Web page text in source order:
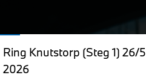
Ring Knutstorp (Steg 1) 26/5
2026